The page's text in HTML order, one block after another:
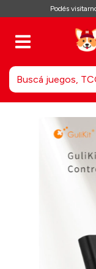
Podés